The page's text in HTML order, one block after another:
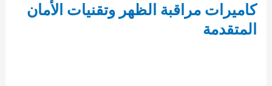
كاميرات مراقبة الظهر وتقنيات الأمان
المتقدمة